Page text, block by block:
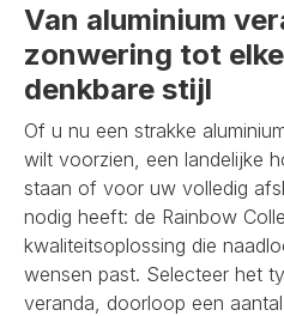
Van aluminium
zonwering tot
denkbare stijl
Of u nu een strakke
wilt voorzien, een landelijke
staan of voor uw volledig
nodig heeft: de Rainbow
kwaliteitsoplossing die
wensen past. Selecteer het
veranda, doorloop een